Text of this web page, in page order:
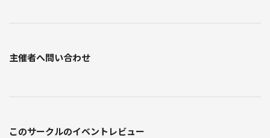
主催者へ問い合わせ
このサークルのイベントレビュー